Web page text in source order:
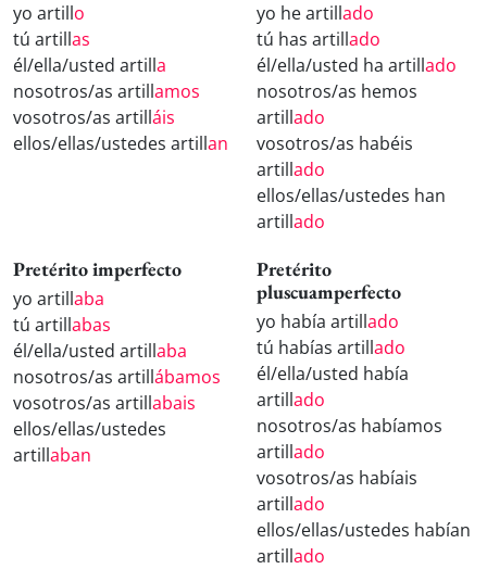
yo artillo
tú artillas
él/ella/usted artilla
nosotros/as artillamos
vosotros/as artilláis
ellos/ellas/ustedes artillan
yo he artillado
tú has artillado
él/ella/usted ha artillado
nosotros/as hemos
artillado
vosotros/as habéis
artillado
ellos/ellas/ustedes han
artillado
Pretérito imperfecto
yo artillaba
tú artillabas
él/ella/usted artillaba
nosotros/as artillábamos
vosotros/as artillabais
ellos/ellas/ustedes
artillaban
Pretérito
pluscuamperfecto
yo había artillado
tú habías artillado
él/ella/usted había
artillado
nosotros/as habíamos
artillado
vosotros/as habíais
artillado
ellos/ellas/ustedes habían
artillado